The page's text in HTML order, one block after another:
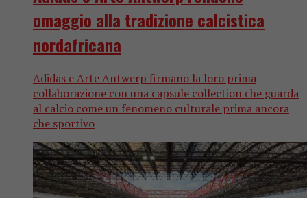
omaggio alla tradizione calcistica
nordafricana
Adidas e Arte Antwerp firmano la loro prima
collaborazione con una capsule collection che guarda
al calcio come un fenomeno culturale prima ancora
che sportivo